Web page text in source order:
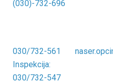
(030)-732-696
030/732-561
Inspekcija:
030/732-547